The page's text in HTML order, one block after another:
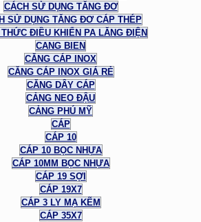
CÁCH SỬ DỤNG TĂNG ĐƠ
SỬ DỤNG TĂNG ĐƠ CÁP THÉP
THỨC ĐIỀU KHIỂN PA LĂNG ĐIỆN
CANG BIEN
CĂNG CÁP INOX
CĂNG CÁP INOX GIÁ RẺ
CĂNG DÂY CÁP
CẢNG NEO ĐẬU
CẢNG PHÚ MỸ
CÁP
CÁP 10
CÁP 10 BỌC NHỰA
CÁP 10MM BỌC NHỰA
CÁP 19 SỢI
CÁP 19X7
CÁP 3 LY MẠ KẼM
CÁP 35X7